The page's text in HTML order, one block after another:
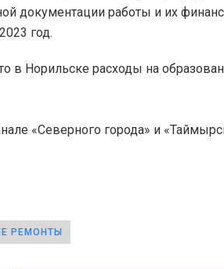
документации работы и их
год.
в Норильске расходы на
«Северного города» и
РЕМОНТЫ